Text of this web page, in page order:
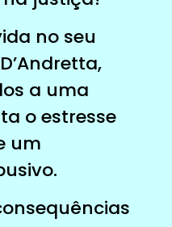
no seu
a uma
o estresse
um